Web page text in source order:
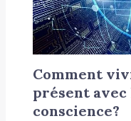
Comment
présent
conscience?